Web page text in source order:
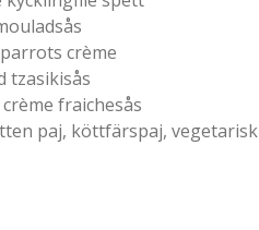
crème
tzasikisås
fraichesås
paj, köttfärspaj, vegetarisk